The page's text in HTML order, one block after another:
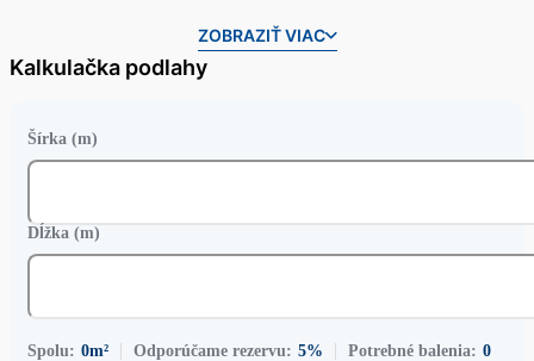
ZOBRAZIŤ VIAC
Kalkulačka podlahy
Šírka (m)
Dĺžka (m)
Spolu: 0m² Odporúčame rezervu: 5% Potrebné balenia: 0